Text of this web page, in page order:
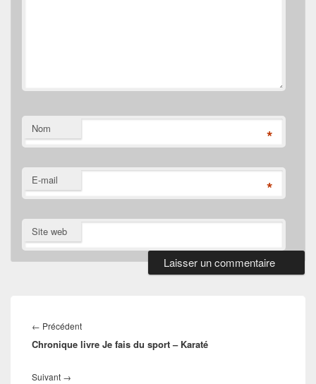
Nom *
E-mail *
Site web
de
l’article
← PrécédentArticle
précédent :
Chronique livre Je fais du sport – Karaté
Suivant →